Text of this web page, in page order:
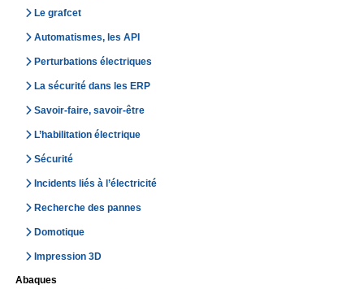
Le grafcet
Automatismes, les API
Perturbations électriques
La sécurité dans les ERP
Savoir-faire, savoir-être
L’habilitation électrique
Sécurité
Incidents liés à l’électricité
Recherche des pannes
Domotique
Impression 3D
Abaques